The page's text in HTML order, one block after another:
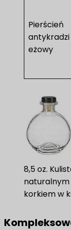
Pierścień
antykradzi
eżowy
8,5 oz.
korkiem w